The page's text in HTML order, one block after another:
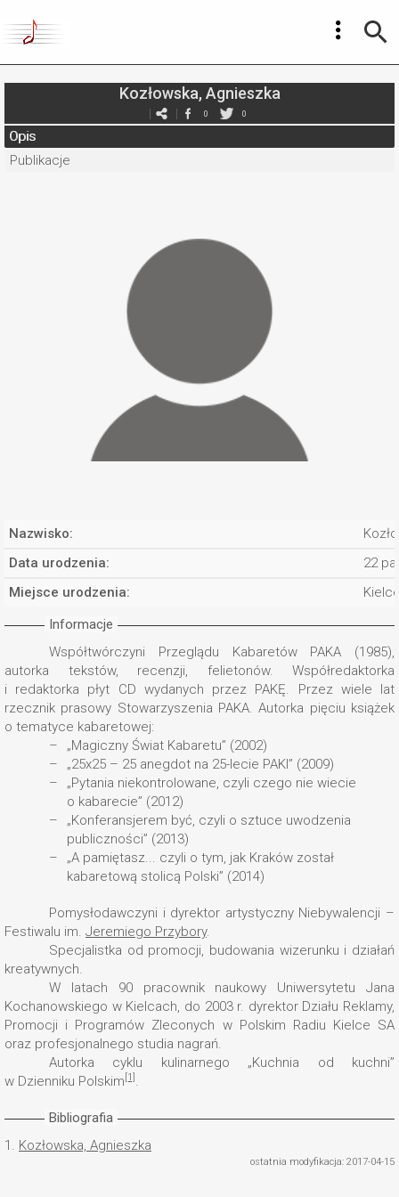
Kozłowska, Agnieszka
0 0
Opis
Publikacje
Nazwisko:
Data urodzenia:
22
Miejsce urodzenia:
Informacje
Współtwórczyni Przeglądu Kabaretów PAKA (1985),
autorka tekstów, recenzji, felietonów. Współredaktorka
i redaktorka płyt CD wydanych przez PAKĘ. Przez wiele lat
rzecznik prasowy Stowarzyszenia PAKA. Autorka pięciu książek
o tematyce kabaretowej:
„Magiczny Świat Kabaretu” (2002)
„25x25 – 25 anegdot na 25-lecie PAKI” (2009)
„Pytania niekontrolowane, czyli czego nie wiecie
o kabarecie” (2012)
„Konferansjerem być, czyli o sztuce uwodzenia
publiczności” (2013)
„A pamiętasz... czyli o tym, jak Kraków został
kabaretową stolicą Polski” (2014)
Pomysłodawczyni i dyrektor artystyczny Niebywalencji –
Festiwalu im. Jeremiego Przybory.
Specjalistka od promocji, budowania wizerunku i działań
kreatywnych.
W latach 90 pracownik naukowy Uniwersytetu Jana
Kochanowskiego w Kielcach, do 2003 r. dyrektor Działu Reklamy,
Promocji i Programów Zleconych w Polskim Radiu Kielce SA
oraz profesjonalnego studia nagrań.
Autorka cyklu kulinarnego „Kuchnia od kuchni”
w Dzienniku Polskim [1] .
Bibliografia
1. Kozłowska, Agnieszka
ostatnia modyfikacja: 2017-04-15